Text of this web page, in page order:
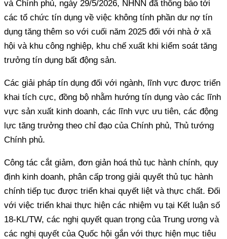
và Chính phủ, ngày 29/5/2026, NHNN đã thông báo tới
các tổ chức tín dụng về việc không tính phần dư nợ tín
dụng tăng thêm so với cuối năm 2025 đối với nhà ở xã
hội và khu công nghiệp, khu chế xuất khi kiểm soát tăng
trưởng tín dụng bất động sản.
Các giải pháp tín dụng đối với ngành, lĩnh vực được triển
khai tích cực, đồng bộ nhằm hướng tín dụng vào các lĩnh
vực sản xuất kinh doanh, các lĩnh vực ưu tiên, các động
lực tăng trưởng theo chỉ đạo của Chính phủ, Thủ tướng
Chính phủ.
Công tác cắt giảm, đơn giản hoá thủ tục hành chính, quy
định kinh doanh, phân cấp trong giải quyết thủ tục hành
chính tiếp tục được triển khai quyết liệt và thực chất. Đối
với việc triển khai thực hiện các nhiệm vụ tại Kết luận số
18-KL/TW, các nghị quyết quan trọng của Trung ương và
các nghị quyết của Quốc hội gắn với thực hiện mục tiêu